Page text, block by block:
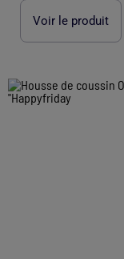
Voir le produit